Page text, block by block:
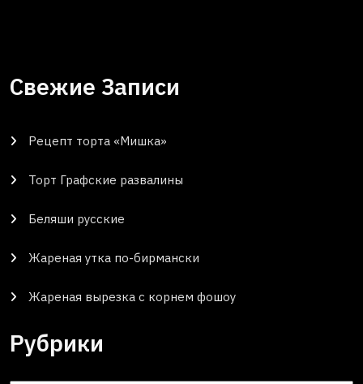
Свежие Записи
Рецепт торта «Мишка»
Торт Графские развалины
Беляши русские
Жареная утка по-бирмански
Жареная вырезка с корнем фошоу
Рубрики